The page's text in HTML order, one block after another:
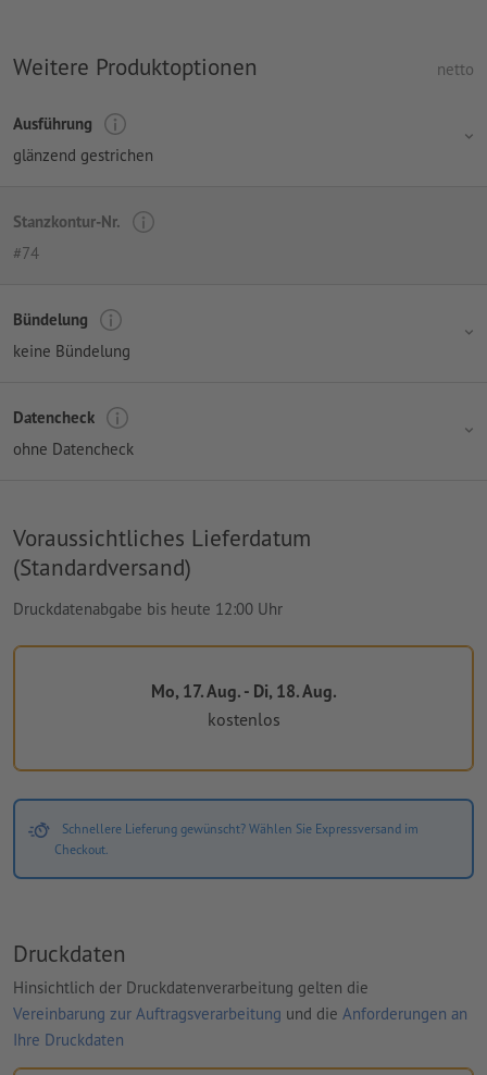
Weitere Produktoptionen netto
Ausführung
glänzend gestrichen
Stanzkontur-Nr.
#74
Bündelung
keine Bündelung
Datencheck
ohne Datencheck
Voraussichtliches Lieferdatum
(Standardversand)
Druckdatenabgabe bis heute 12:00 Uhr
Mo, 17. Aug. - Di, 18. Aug.
kostenlos
Schnellere Lieferung gewünscht? Wählen Sie Expressversand im
Checkout.
Druckdaten
Hinsichtlich der Druckdatenverarbeitung gelten die
Vereinbarung zur Auftragsverarbeitung und die Anforderungen an
Ihre Druckdaten